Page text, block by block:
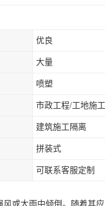
优良
大量
喷塑
市政工程/工地施
建筑施工隔离
拼装式
可联系客服定制
或大雨中倾倒。随着其